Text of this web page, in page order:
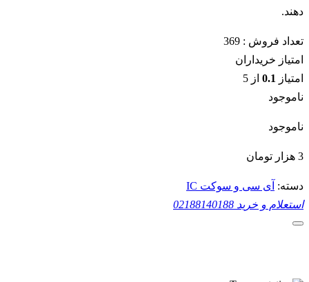
دهند.
تعداد فروش : 369
امتیاز خریداران
امتیاز 0.1 از 5
ناموجود
ناموجود
3 هزار تومان
دسته: آی سی و سوکت IC
استعلام و خرید 02188140188